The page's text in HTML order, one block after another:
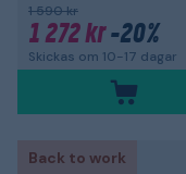
1 590 kr
1 272 kr-20%
Skickas om 10-17 dagar
Back to work